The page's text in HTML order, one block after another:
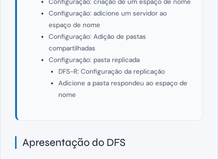
Configuração: adicione um servidor ao
espaço de nome
Configuração: Adição de pastas
compartilhadas
Configuração: pasta replicada
DFS-R: Configuração da replicação
Adicione a pasta respondeu ao espaço de
nome
Apresentação do DFS